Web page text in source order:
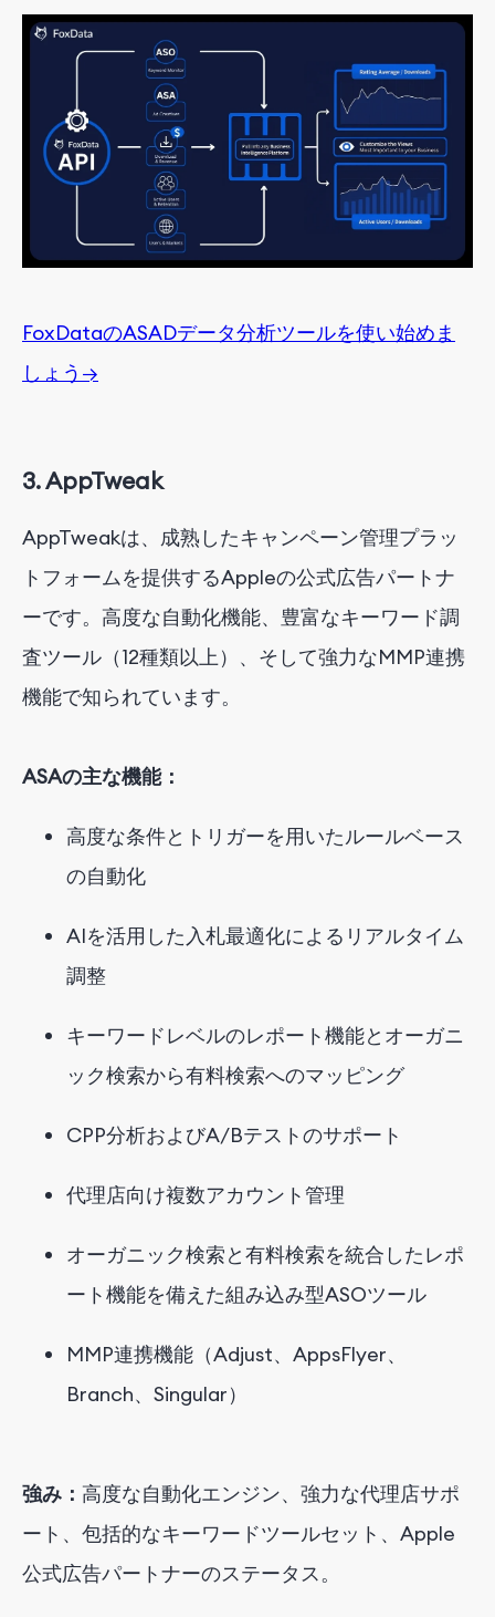
FoxDataのASADデータ分析ツールを使い始めま
しょ う →
3.AppTweak
AppTweakは、成熟したキャンペーン管理プラッ
トフォームを提供するAppleの公式広告パートナ
ーです。 高度な自動化機能、豊富なキーワード調
査ツール（12種類以上）、そして強力なMMP連携
機能で知られています。
ASAの主な機能：
高度な条件とトリガーを用いたルールベース
の自動化
AIを活用した入札最適化によるリアルタイム
調整
キーワードレベルのレポート機能とオーガニ
ック検索から有料検索へのマッピング
CPP分析およびA/Bテストのサポート
代理店向け複数アカウント管理
オーガニック検索と有料検索を統合したレポ
ート機能を備えた組み込み型ASOツール
MMP連携機能（Adjust、AppsFlyer、
Branch、Singular）
強み： 高度な自動化エンジン、強力な代理店サポ
ート、包括的なキーワードツールセット、Apple
公式広告パートナーのステータス。